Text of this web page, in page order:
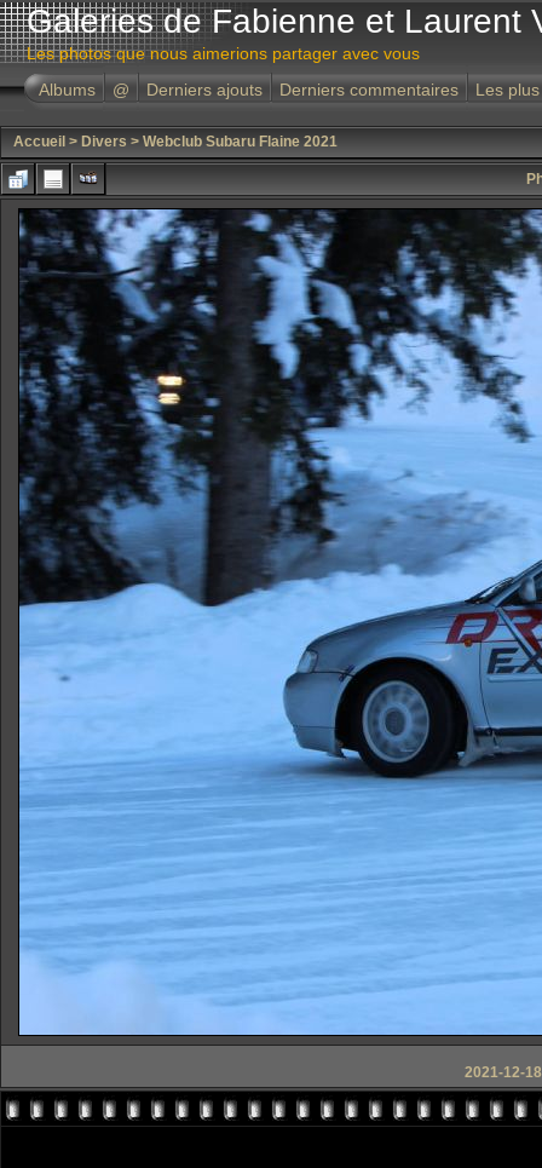
Galeries de Fabienne et Laurent
Les photos que nous aimerions partager avec vous
Albums
@ Derniers ajouts Derniers commentaires Les
Accueil > Divers > Webclub Subaru Flaine 2021
2021-12-